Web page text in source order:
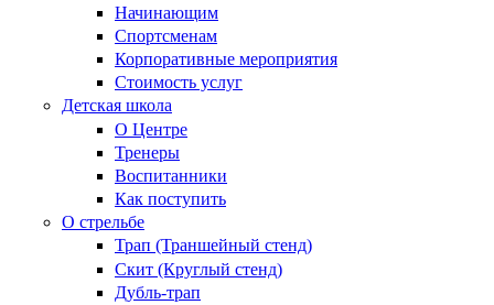
Начинающим
Спортсменам
Корпоративные мероприятия
Стоимость услуг
Детская школа
О Центре
Тренеры
Воспитанники
Как поступить
О стрельбе
Трап (Траншейный стенд)
Скит (Круглый стенд)
Дубль-трап